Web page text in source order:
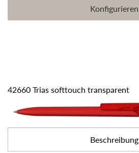
Konfigurieren
42660 Trias softtouch transparent
Beschreibung